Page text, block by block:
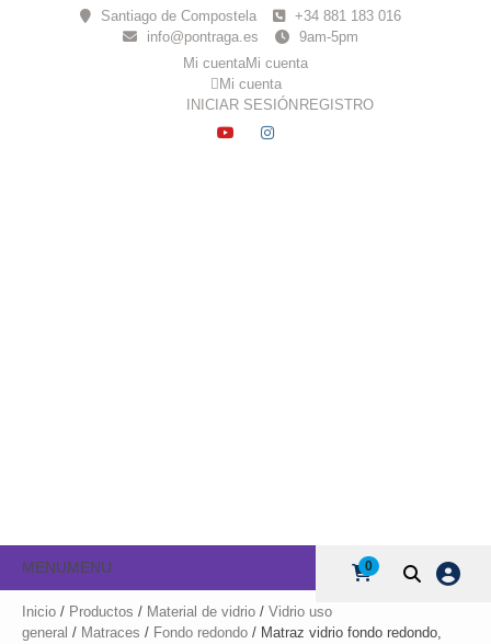
Santiago de Compostela
+34 881 183 016
info@pontraga.es
9am-5pm
Mi cuentaMi cuenta
Mi cuenta
INICIAR SESIÓN REGISTRO
YOUTUBE
INSTAGRAM
MENUMENU 0
Inicio / Productos / Material de vidrio / Vidrio uso
general / Matraces / Fondo redondo / Matraz vidrio fondo redondo,